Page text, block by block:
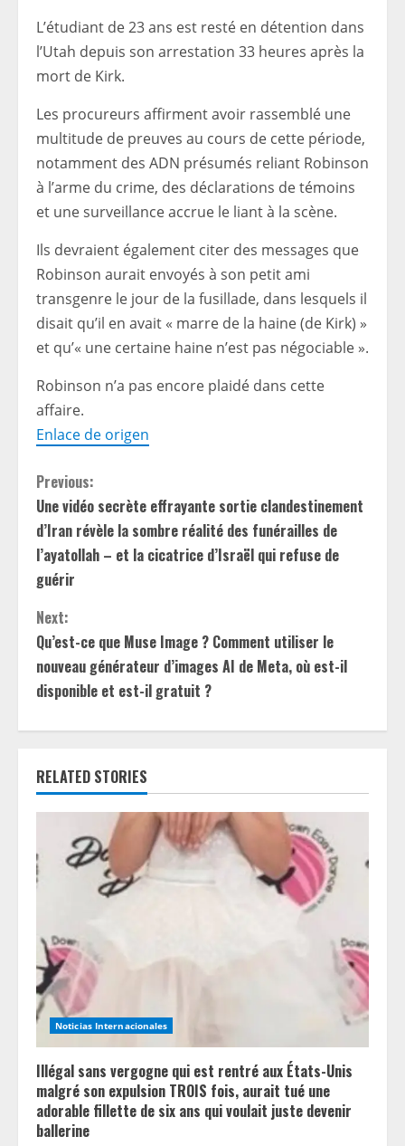
L’étudiant de 23 ans est resté en détention dans
l’Utah depuis son arrestation 33 heures après la
mort de Kirk.
Les procureurs affirment avoir rassemblé une
multitude de preuves au cours de cette période,
notamment des ADN présumés reliant Robinson
à l’arme du crime, des déclarations de témoins
et une surveillance accrue le liant à la scène.
Ils devraient également citer des messages que
Robinson aurait envoyés à son petit ami
transgenre le jour de la fusillade, dans lesquels il
disait qu’il en avait « marre de la haine (de Kirk) »
et qu’« une certaine haine n’est pas négociable ».
Robinson n’a pas encore plaidé dans cette
affaire.
Enlace de origen
C
o
n
t
i
n
R
a
i
n
g
Previous:
Une vidéo secrète effrayante sortie clandestinement
d’Iran révèle la sombre réalité des funérailles de
l’ayatollah – et la cicatrice d’Israël qui refuse de
guérir
Next:
Qu’est-ce que Muse Image ? Comment utiliser le
nouveau générateur d’images AI de Meta, où est-il
disponible et est-il gratuit ?
RELATED STORIES
Noticias Internacionales
Illégal sans vergogne qui est rentré aux États-Unis
malgré son expulsion TROIS fois, aurait tué une
adorable fillette de six ans qui voulait juste devenir
ballerine